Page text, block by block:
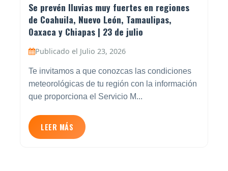
Se prevén lluvias muy fuertes en regiones
de Coahuila, Nuevo León, Tamaulipas,
Oaxaca y Chiapas | 23 de julio
Publicado el Julio 23, 2026
Te invitamos a que conozcas las condiciones
meteorológicas de tu región con la información
que proporciona el Servicio M...
LEER MÁS